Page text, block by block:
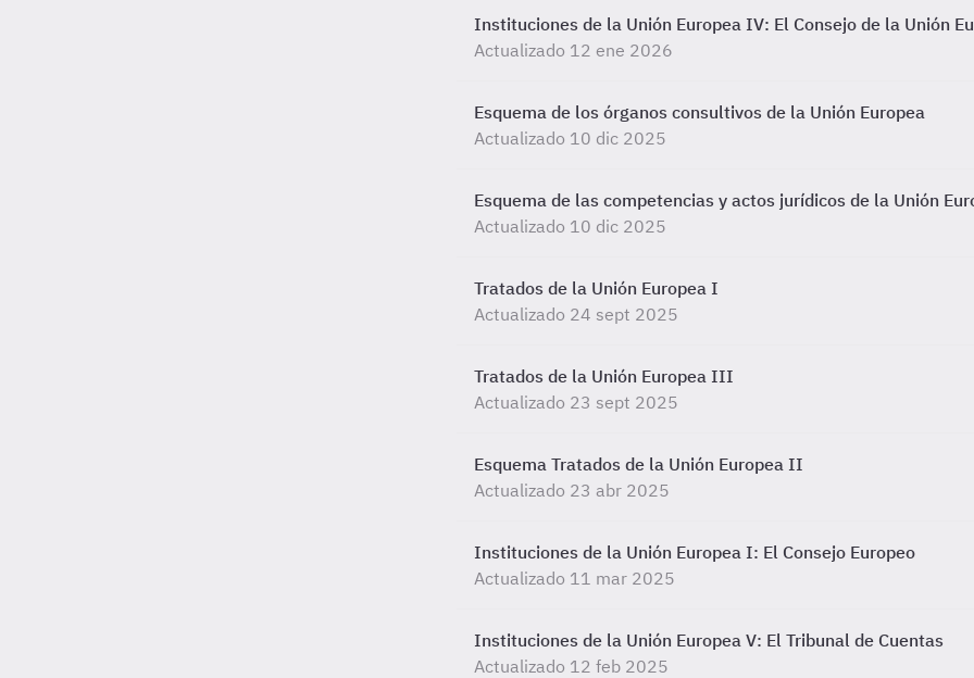
Instituciones de la Unión Europea IV: El Consejo de la Unión
Actualizado 12 ene 2026
Esquema de los órganos consultivos de la Unión Europea
Actualizado 10 dic 2025
Esquema de las competencias y actos jurídicos de la Unión
Actualizado 10 dic 2025
Tratados de la Unión Europea I
Actualizado 24 sept 2025
Tratados de la Unión Europea III
Actualizado 23 sept 2025
Esquema Tratados de la Unión Europea II
Actualizado 23 abr 2025
Instituciones de la Unión Europea I: El Consejo Europeo
Actualizado 11 mar 2025
Instituciones de la Unión Europea V: El Tribunal de Cuentas
Actualizado 12 feb 2025